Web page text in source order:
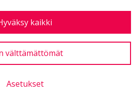
kaikki
välttämättömät
Asetukset
luotuvapaan ohjelmiston